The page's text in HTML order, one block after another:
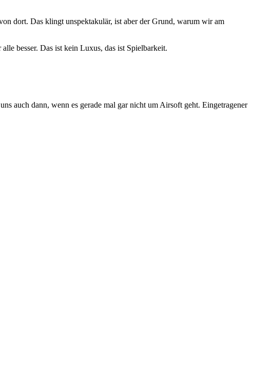
dort. Das klingt unspektakulär, ist aber der Grund, warum wir am
besser. Das ist kein Luxus, das ist Spielbarkeit.
auch dann, wenn es gerade mal gar nicht um Airsoft geht. Eingetragener